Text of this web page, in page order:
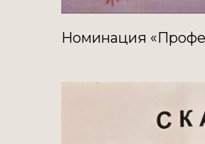
Номинация